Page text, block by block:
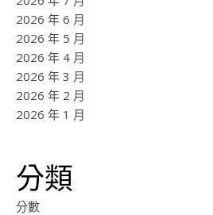
2026 年 6 月
2026 年 5 月
2026 年 4 月
2026 年 3 月
2026 年 2 月
2026 年 1 月
分類
分數